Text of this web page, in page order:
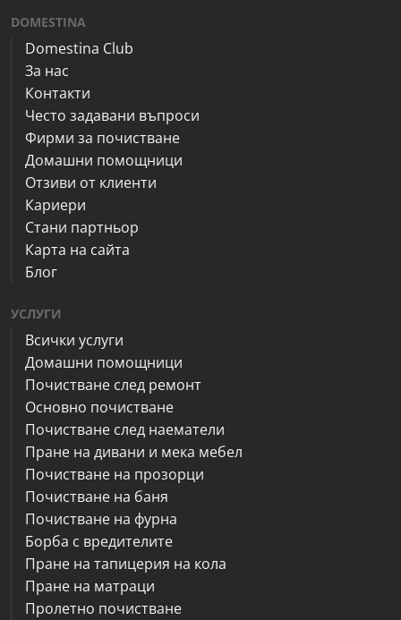
DOMESTINA
Domestina Club
За нас
Контакти
Често задавани въпроси
Фирми за почистване
Домашни помощници
Отзиви от клиенти
Кариери
Стани партньор
Карта на сайта
Блог
УСЛУГИ
Всички услуги
Домашни помощници
Почистване след ремонт
Основно почистване
Почистване след наематели
Пране на дивани и мека мебел
Почистване на прозорци
Почистване на баня
Почистване на фурна
Борба с вредителите
Пране на тапицерия на кола
Пране на матраци
Пролетно почистване